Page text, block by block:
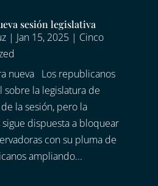
sesión legislativa
| Jan 15, 2025| Cinco
nueva Los republicanos
sobre la legislatura de
la sesión, pero la
dispuesta a bloquear
con su pluma de
ampliando...